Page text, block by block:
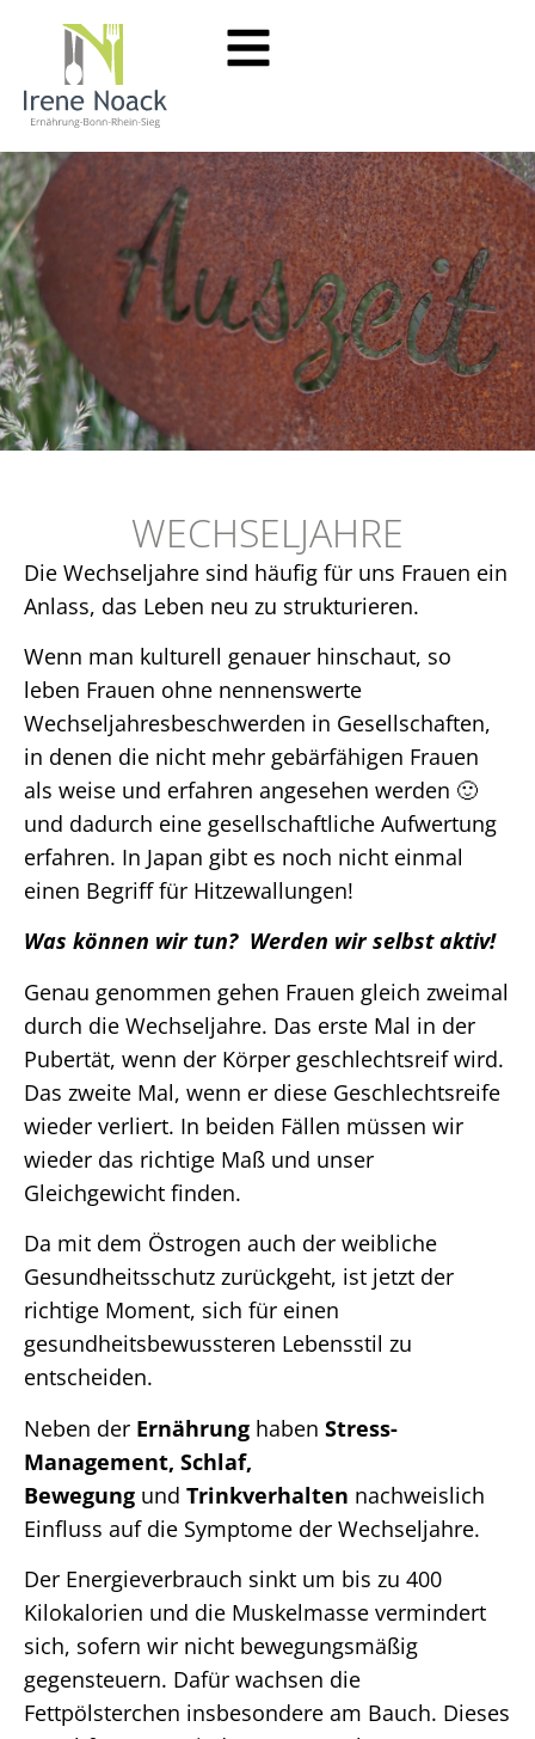
WECHSELJAHRE
Die Wechseljahre sind häufig für uns Frauen ein
Anlass, das Leben neu zu strukturieren.
Wenn man kulturell genauer hinschaut, so
leben Frauen ohne nennenswerte
Wechseljahresbeschwerden in Gesellschaften,
in denen die nicht mehr gebärfähigen Frauen
als weise und erfahren angesehen werden 🙂
und dadurch eine gesellschaftliche Aufwertung
erfahren. In Japan gibt es noch nicht einmal
einen Begriff für Hitzewallungen!
Was können wir tun? Werden wir selbst aktiv!
Genau genommen gehen Frauen gleich zweimal
durch die Wechseljahre. Das erste Mal in der
Pubertät, wenn der Körper geschlechtsreif wird.
Das zweite Mal, wenn er diese Geschlechtsreife
wieder verliert. In beiden Fällen müssen wir
wieder das richtige Maß und unser
Gleichgewicht finden.
Da mit dem Östrogen auch der weibliche
Gesundheitsschutz zurückgeht, ist jetzt der
richtige Moment, sich für einen
gesundheitsbewussteren Lebensstil zu
entscheiden.
Neben der Ernährung haben Stress-
Management, Schlaf,
Bewegung und Trinkverhalten nachweislich
Einfluss auf die Symptome der Wechseljahre.
Der Energieverbrauch sinkt um bis zu 400
Kilokalorien und die Muskelmasse vermindert
sich, sofern wir nicht bewegungsmäßig
gegensteuern. Dafür wachsen die
Fettpölsterchen insbesondere am Bauch. Dieses